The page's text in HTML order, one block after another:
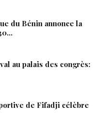
du Bénin annonce la
au palais des congrès:
de Fifadji célèbre